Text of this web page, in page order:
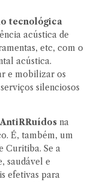
tecnológica
acústica de
etc, com o
acústica.
e mobilizar os
silenciosos
na
É, também, um
Curitiba. Se a
saudável e
efetivas para